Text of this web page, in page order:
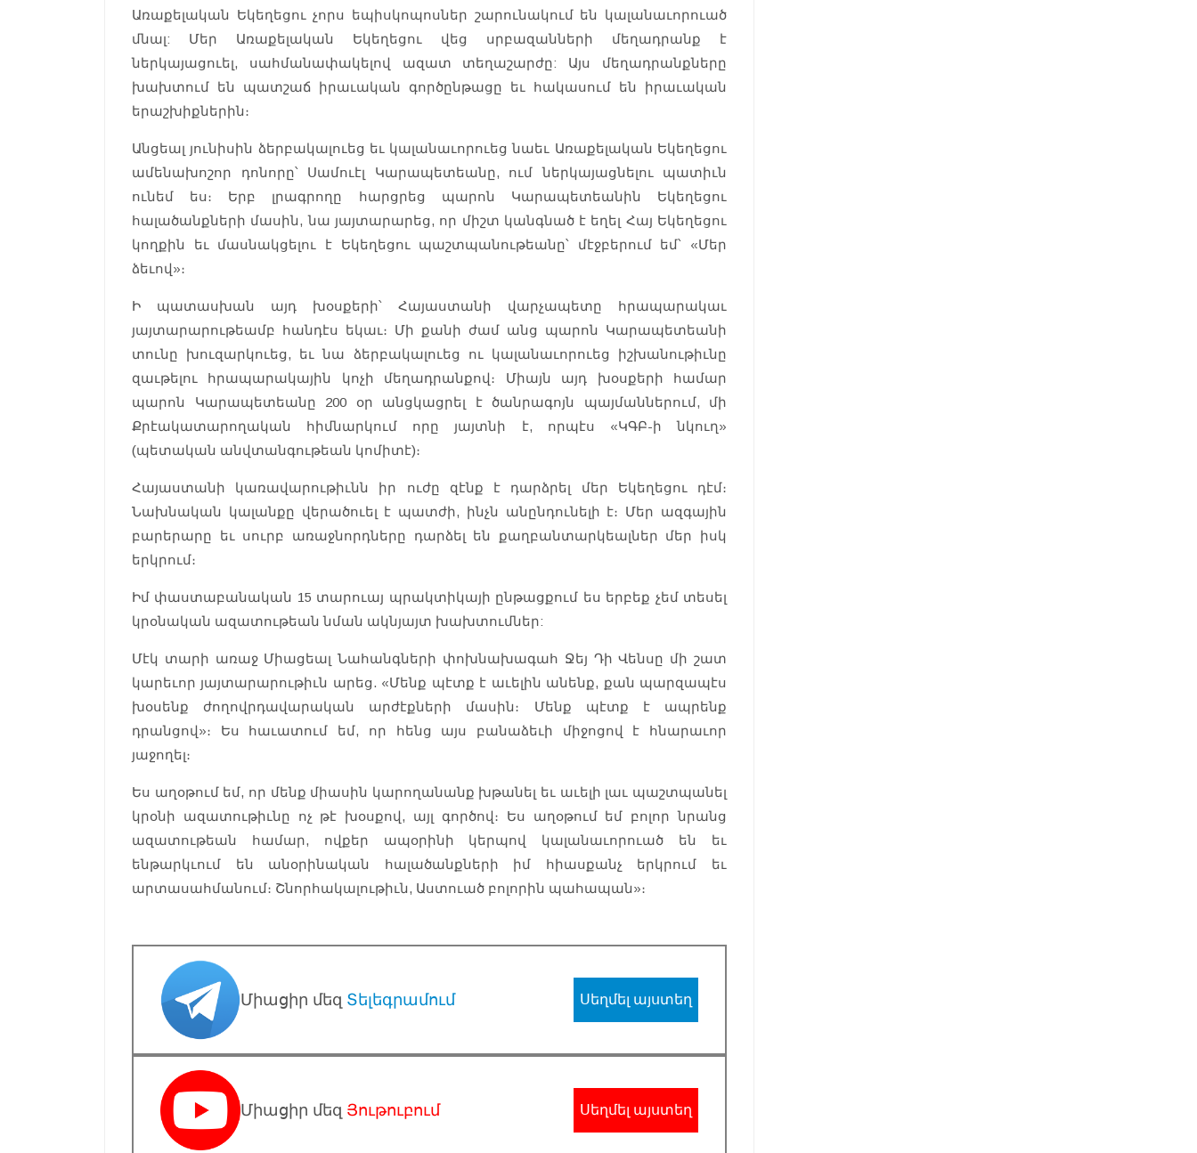
Առաքելական Եկեղեցու չորս եպիսկոպոսներ շարունակում են կալանաւորուած
մնալ: Մեր Առաքելական Եկեղեցու վեց սրբազանների մեղադրանք է
ներկայացուել, սահմանափակելով ազատ տեղաշարժը: Այս մեղադրանքները
խախտում են պատշաճ իրաւական գործընթացը եւ հակասում են իրաւական
երաշխիքներին։
Անցեալ յունիսին ձերբակալուեց եւ կալանաւորուեց նաեւ Առաքելական Եկեղեցու
ամենախոշոր դոնորը՝ Սամուէլ Կարապետեանը, ում ներկայացնելու պատիւն
ունեմ ես։ Երբ լրագրողը հարցրեց պարոն Կարապետեանին Եկեղեցու
հալածանքների մասին, նա յայտարարեց, որ միշտ կանգնած է եղել Հայ Եկեղեցու
կողքին եւ մասնակցելու է Եկեղեցու պաշտպանութեանը՝ մէջբերում եմ՝ «Մեր
ձեւով»։
Ի պատասխան այդ խօսքերի՝ Հայաստանի վարչապետը հրապարակաւ
յայտարարութեամբ հանդէս եկաւ։ Մի քանի ժամ անց պարոն Կարապետեանի
տունը խուզարկուեց, եւ նա ձերբակալուեց ու կալանաւորուեց իշխանութիւնը
զաւթելու հրապարակային կոչի մեղադրանքով։ Միայն այդ խօսքերի համար
պարոն Կարապետեանը 200 օր անցկացրել է ծանրագոյն պայմաններում, մի
Քրէակատարողական հիմնարկում որը յայտնի է, որպէս «ԿԳԲ-ի նկուղ»
(պետական անվտանգութեան կոմիտէ)։
Հայաստանի կառավարութիւնն իր ուժը զէնք է դարձրել մեր Եկեղեցու դէմ։
Նախնական կալանքը վերածուել է պատժի, ինչն անընդունելի է։ Մեր ազգային
բարերարը եւ սուրբ առաջնորդները դարձել են քաղբանտարկեալներ մեր իսկ
երկրում։
Իմ փաստաբանական 15 տարուայ պրակտիկայի ընթացքում ես երբեք չեմ տեսել
կրօնական ազատութեան նման ակնյայտ խախտումներ:
Մէկ տարի առաջ Միացեալ Նահանգների փոխնախագահ Ջեյ Դի Վենսը մի շատ
կարեւոր յայտարարութիւն արեց. «Մենք պէտք է աւելին անենք, քան պարզապէս
խօսենք ժողովրդավարական արժէքների մասին։ Մենք պէտք է ապրենք
դրանցով»։ Ես հաւատում եմ, որ հենց այս բանաձեւի միջոցով է հնարաւոր
յաջողել։
Ես աղօթում եմ, որ մենք միասին կարողանանք խթանել եւ աւելի լաւ պաշտպանել
կրօնի ազատութիւնը ոչ թէ խօսքով, այլ գործով։ Ես աղօթում եմ բոլոր նրանց
ազատութեան համար, ովքեր ապօրինի կերպով կալանաւորուած են եւ
ենթարկւում են անօրինական հալածանքների իմ հիասքանչ երկրում եւ
արտասահմանում։ Շնորհակալութիւն, Աստուած բոլորին պահապան»։
Միացիր մեզ Տելեգրամում Սեղմել այստեղ
Միացիր մեզ Յութուբում Սեղմել այստեղ